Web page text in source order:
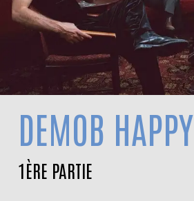
DEMOB HAPPY
1ÈRE PARTIE